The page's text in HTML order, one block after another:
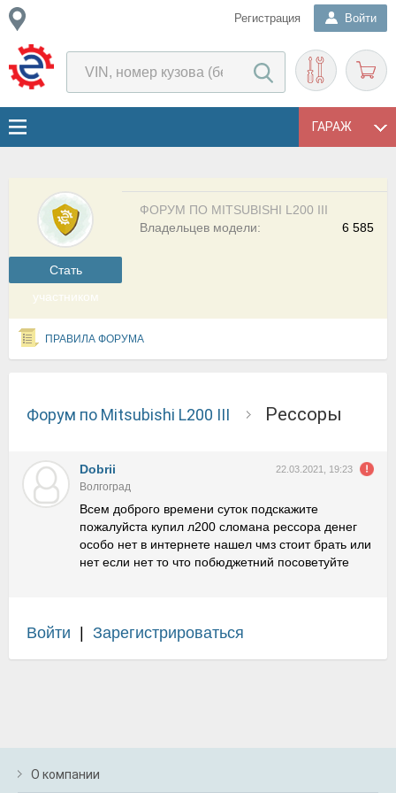
Регистрация Войти
ГАРАЖ
Cтать
участником
ФОРУМ ПО MITSUBISHI L200 III
6 585
Владельцев модели:
ПРАВИЛА ФОРУМА
Форум по Mitsubishi L200 III Рессоры
Dobrii 22.03.2021, 19:23
Волгоград
Всем доброго времени суток подскажите
пожалуйста купил л200 сломана рессора денег
особо нет в интернете нашел чмз стоит брать или
нет если нет то что побюджетний посоветуйте
Войти Зарегистрироваться
О компании